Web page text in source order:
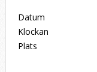
Datum
Klockan
Plats